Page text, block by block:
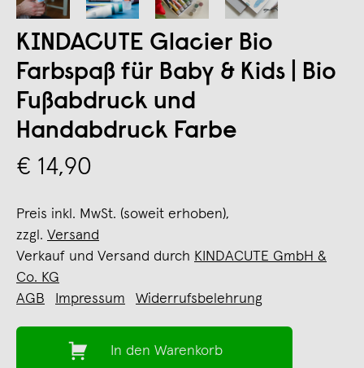
KINDACUTE Glacier Bio
Farbspaß für Baby & Kids | Bio
Fußabdruck und
Handabdruck Farbe
€ 14,90
Preis inkl. MwSt. (soweit erhoben),
zzgl. Versand
Verkauf und Versand durch KINDACUTE GmbH &
Co. KG
AGB
Impressum Widerrufsbelehrung
In den Warenkorb